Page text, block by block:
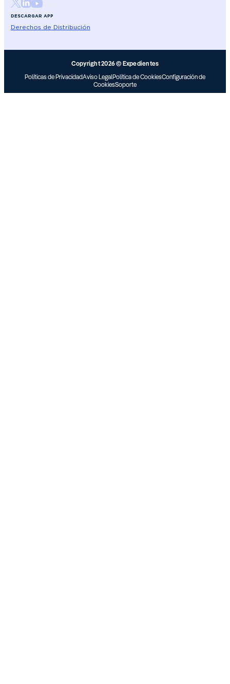
DESCARGAR APP
Derechos de Distribución
Copyright 2026 © Expedientes
Políticas de PrivacidadAviso LegalPolítica de CookiesConfiguración de
CookiesSoporte